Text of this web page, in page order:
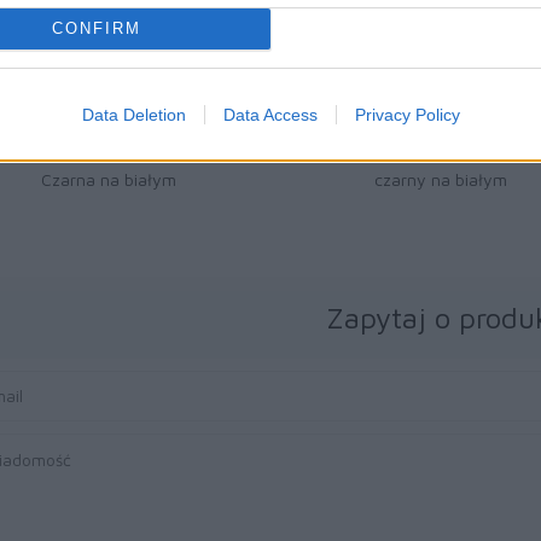
CONFIRM
Data Deletion Data Access Privacy Policy
42 zł
Czarna na białym
49 zł
czarny na białym
Zapytaj o